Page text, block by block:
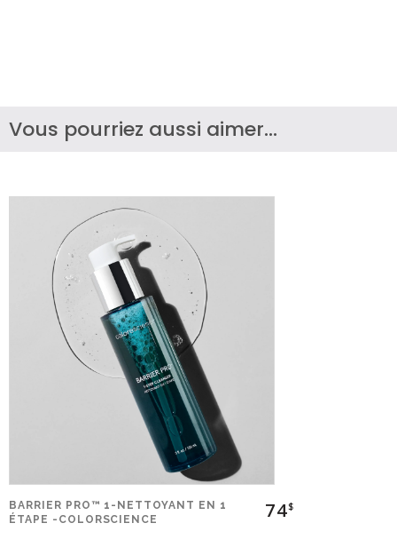
Vous pourriez aussi aimer...
BARRIER PRO™ 1-NETTOYANT EN 1
ÉTAPE -COLORSCIENCE
74$